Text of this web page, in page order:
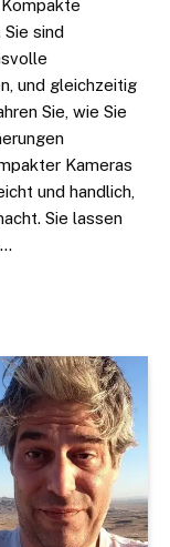
Sie sind
und gleichzeitig
Sie, wie Sie
Kameras
und handlich,
Sie lassen